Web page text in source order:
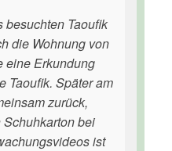
besuchten Taoufik
die Wohnung von
eine Erkundung
Taoufik. Später am
zurück,
bei
ist